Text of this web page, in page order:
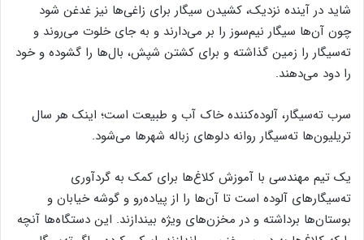
شاید در آینده نزدیک، کشیدن سیگار برای زاغی‌ها نیز غدغن شود
چون آن‌ها سیگار نیم‌سوز را بر می‌دارند و به جای خلوت می‌روند و
ته‌‌سیگار را زمین گذاشته و برای کشتن شپش، بال‌ها را گشوده و خود
را دود می‌دهند.
سرب ته‌سیگار، آلوده‌کننده خاک آب و طبیعت است؛ اینک هر سال
تریلیون‌ها ته‌سیگار روانه دلو‌های زباله شهرها می‌شود.
یک تیم مهندسی با آموزش کلاغ‌ها برای کمک به گردآوری
ته‌سیگارهای آلوده است تا آن‌ها را از پیاده‌رو و گوشه خیابان و
بوستان‌ها برداشته و در مخزن‌های ویژه بیندازند. این دستگاه‌ها آنچه